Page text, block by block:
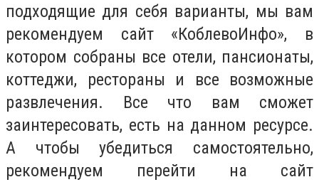
подходящие для себя варианты, мы вам
рекомендуем сайт «КоблевоИнфо», в
котором собраны все отели, пансионаты,
коттеджи, рестораны и все возможные
развлечения. Все что вам сможет
заинтересовать, есть на данном ресурсе.
А чтобы убедиться самостоятельно,
рекомендуем перейти на сайт